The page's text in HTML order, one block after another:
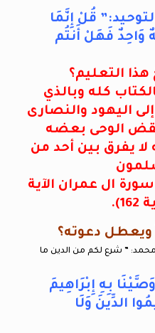
قُلْ إِنَّمَا
وَاحِدٌ فَهَلْ أَنتُم
التعليم؟
كله وبالذي
اليهود والنصارى
ينقض الوحى بعضه
لا يفرق بين أحد من
بقرة الآية 4 ) ( سورة ال عمران الآية
ويعطل دعوته؟
محمد: ” شرع لكم من الدين ما
بِهِ إِبْرَاهِيمَ
الدِّينَ وَلَا